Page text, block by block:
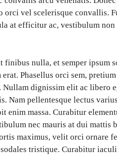
orci vel scelerisque convallis.
at efficitur ac, vestibulum
nulla, et semper ipsum
Phasellus orci sem,
dignissim elit ac libero
Nam pellentesque lectus
enim massa. Curabitur
nec mauris at dui mattis
maximus, velit orci ornare
tristique. Curabitur